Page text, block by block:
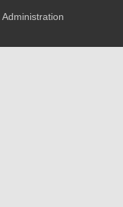
Administration